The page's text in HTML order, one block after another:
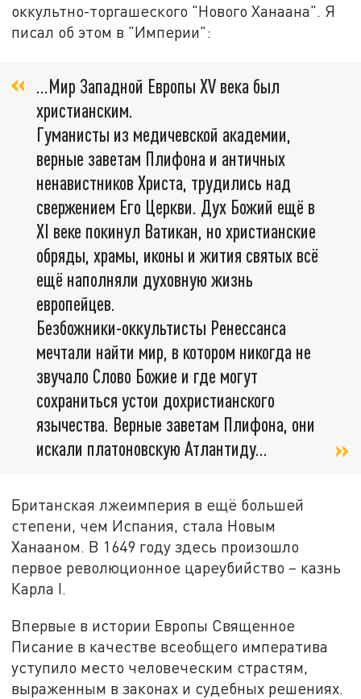
оккультно-торгашеского "Нового Ханаана". Я
писал об этом в "Империи":
...Мир Западной Европы XV века был
христианским.
Гуманисты из медичевской академии,
верные заветам Плифона и античных
ненавистников Христа, трудились над
свержением Его Церкви. Дух Божий ещё в
XI веке покинул Ватикан, но христианские
обряды, храмы, иконы и жития святых всё
ещё наполняли духовную жизнь
европейцев.
Безбожники-оккультисты Ренессанса
мечтали найти мир, в котором никогда не
звучало Слово Божие и где могут
сохраниться устои дохристианского
язычества. Верные заветам Плифона, они
искали платоновскую Атлантиду...
Британская лжеимперия в ещё большей
степени, чем Испания, стала Новым
Ханааном. В 1649 году здесь произошло
первое революционное цареубийство – казнь
Карла I.
Впервые в истории Европы Священное
Писание в качестве всеобщего императива
уступило место человеческим страстям,
выраженным в законах и судебных решениях.